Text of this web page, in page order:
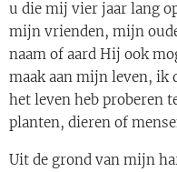
u die mij vier jaar lang
mijn vrienden, mijn
naam of aard Hij ook
maak aan mijn leven,
het leven heb proberen
planten, dieren of
Uit de grond van mijn